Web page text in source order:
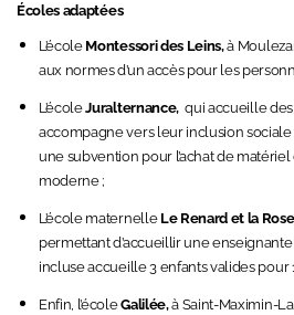
Écoles adaptées
L’écoleMontessori des Leins,à
aux normes d’un accès pour les
L’écoleJuralternance, qui accueille
accompagnevers leur inclusion
une subvention pour l’achat de matériel
moderne ;
L’école maternelleLe Renard et la Rose
permettant d’accueillir une
incluse accueille 3 enfants valides pour
Enfin, l’écoleGalilée,à Saint-Maximin-